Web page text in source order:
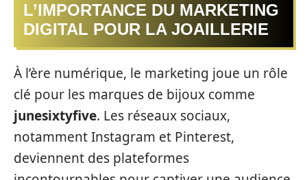
L’IMPORTANCE DU MARKETING
DIGITAL POUR LA JOAILLERIE
À l’ère numérique, le marketing joue un rôle
clé pour les marques de bijoux comme
junesixtyfive. Les réseaux sociaux,
notamment Instagram et Pinterest,
deviennent des plateformes